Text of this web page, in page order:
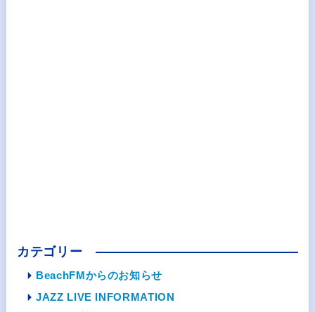
カテゴリー
BeachFMからのお知らせ
JAZZ LIVE INFORMATION